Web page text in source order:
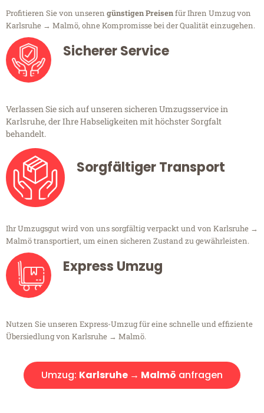
Profitieren Sie von unseren günstigen Preisenfür Ihren Umzug von
Karlsruhe → Malmö, ohne Kompromisse bei der Qualität einzugehen.
Sicherer Service
Verlassen Sie sich auf unseren sicheren Umzugsservice in
Karlsruhe, der Ihre Habseligkeiten mit höchster Sorgfalt
behandelt.
Sorgfältiger Transport
Ihr Umzugsgut wird von uns sorgfältig verpackt und von Karlsruhe →
Malmö transportiert, um einen sicheren Zustand zu gewährleisten.
Express Umzug
Nutzen Sie unseren Express-Umzug für eine schnelle und effiziente
Übersiedlung von Karlsruhe → Malmö.
Umzug: Karlsruhe → Malmö anfragen